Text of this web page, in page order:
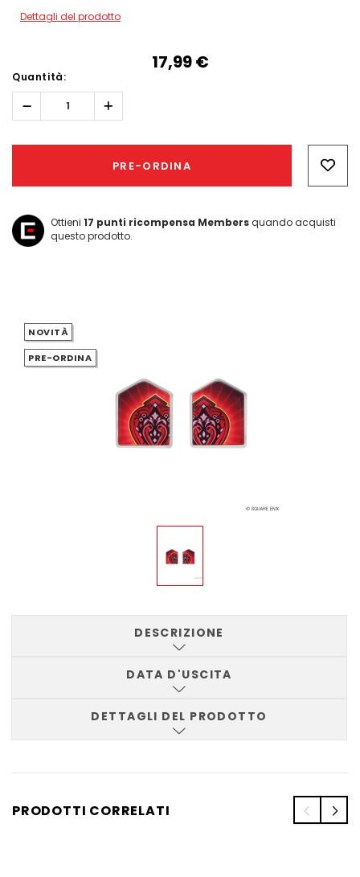
Dettagli del prodotto
17,99‎ ‎€
Quantità:
Diminuisci
quantità:
Aumenta
quantità:
PRE-ORDINA
Ottieni 17 punti ricompensa Membersquando acquisti
questo prodotto.
NOVITÀ
PRE-ORDINA
DESCRIZIONE
DATA D'USCITA
DETTAGLI DEL PRODOTTO
PRODOTTI CORRELATI